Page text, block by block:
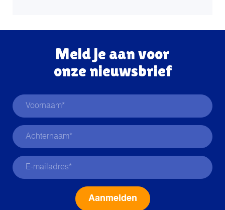
Meld je aan voor
onze nieuwsbrief